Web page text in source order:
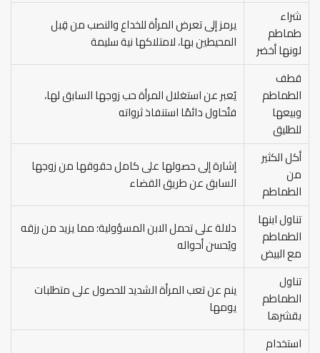
شراء
طماطم
لونها أخضر
يرمز إلى تعرض المرأة للخداع والنصب من قِبل
المحيطين بها، لامتلاكها نية سليمة
قطف
الطماطم
وبيعها
للطليق
يُعبر عن استغلال المرأة حب زوجها السابق لها،
فتُحاول دائمًا استنفاذ ثرواته
أكل الكثير
من
الطماطم
إشارة إلى حصولها على كامل حقوقها من زوجها
السابق عن طريق القضاء
تناول ابنها
الطماطم
مع البيض
دلالة على تحمل الابن المسؤولية؛ مما يزيد من رزقه
ويُحسن أحواله
تناول
الطماطم
بقشرها
ينم عن تعب المرأة الشديد للحصول على متطلبات
يومها
استخدام